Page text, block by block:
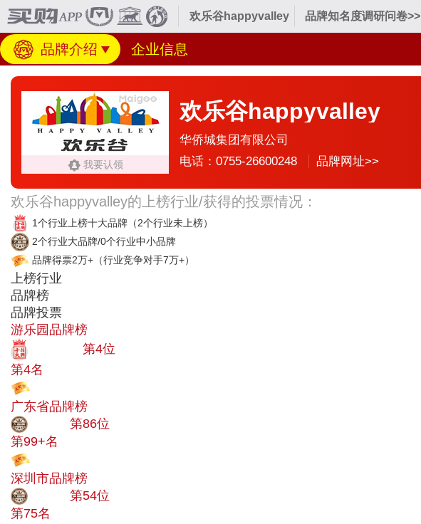
欢乐谷happyvalley 品牌知名度调研问卷>>
品牌介绍 企业信息
我要认领
欢乐谷happyvalley
华侨城集团有限公司
电话：0755-26600248
品牌网址>>
欢乐谷happyvalley的上榜行业/获得的投票情况：
1个行业上榜十大品牌 （2个行业未上榜）
2个行业大品牌/0个行业中小品牌
品牌得票2万+ （行业竞争对手7万+）
上榜行业
品牌榜
品牌投票
游乐园品牌榜
第4位
第4名
广东省品牌榜
第86位
第99+名
深圳市品牌榜
第54位
第75名